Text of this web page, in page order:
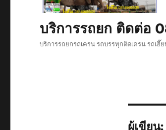
บริการรถยก ติดต่อ
บริการรถยกรถเครน รถบรรทุกติดเครน รถเฮี๊
ผู้เขียน: